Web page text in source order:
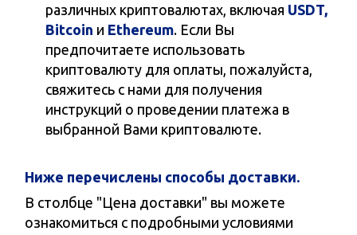
различных криптовалютах, включая USDT,
Bitcoin и Ethereum. Если Вы
предпочитаете использовать
криптовалюту для оплаты, пожалуйста,
свяжитесь с нами для получения
инструкций о проведении платежа в
выбранной Вами криптовалюте.
Ниже перечислены способы доставки.
В столбце "Цена доставки" вы можете
ознакомиться с подробными условиями